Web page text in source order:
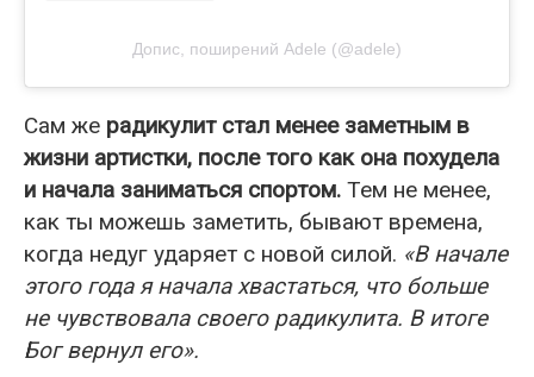
Допис, поширений Adele (@adele)
Сам же радикулит стал менее заметным в
жизни артистки, после того как она похудела
и начала заниматься спортом. Тем не менее,
как ты можешь заметить, бывают времена,
когда недуг ударяет с новой силой. «В начале
этого года я начала хвастаться, что больше
не чувствовала своего радикулита. В итоге
Бог вернул его».